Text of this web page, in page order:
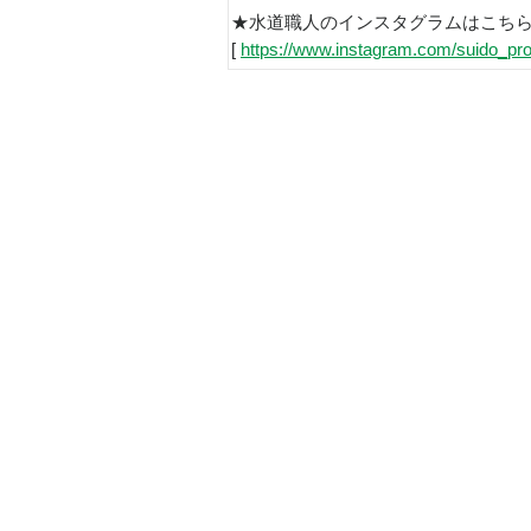
★水道職人のインスタグラムはこちら
[ https://www.instagram.com/